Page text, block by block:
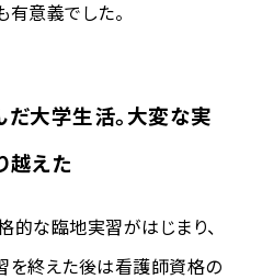
意義でした。
大学生活。大変な実
越えた
的な臨地実習がはじまり、
を終えた後は看護師資格の